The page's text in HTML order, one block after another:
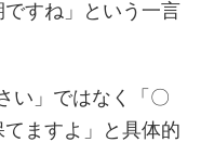
すね」という一言
い」ではなく「〇
ますよ」と具体的